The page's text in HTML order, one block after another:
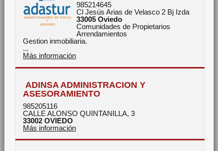
985214645
Cl Jesús Arias de Velasco 2 Bj Izda
33005 Oviedo
Comunidades de Propietarios
Arrendamientos
Gestion inmobiliaria.
...
Más información
ADINSA ADMINISTRACION Y
ASESORAMIENTO
985205116
CALLE ALONSO QUINTANILLA, 3
33002 OVIEDO
Más información